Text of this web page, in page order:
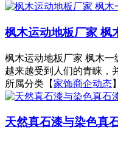
枫木运动地板厂家 枫
枫木运动地板厂家 枫木
越来越受到人们的青睐，
所属分类【家饰商企动态】
天然真石漆与染色真